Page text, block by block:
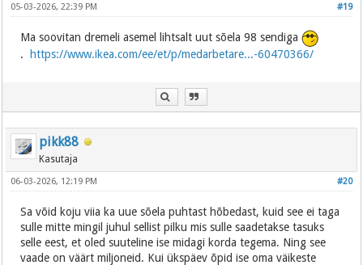
#19
05-03-2026, 22:39 PM
Ma soovitan dremeli asemel lihtsalt uut sõela 98 sendiga
.
https://www.ikea.com/ee/et/p/medarbetare...-60470366/
pikk88
Kasutaja
#20
06-03-2026, 12:19 PM
Sa võid koju viia ka uue sõela puhtast hõbedast, kuid see ei taga
sulle mitte mingil juhul sellist pilku mis sulle saadetakse tasuks
selle eest, et oled suuteline ise midagi korda tegema. Ning see
vaade on väärt miljoneid. Kui ükspäev õpid ise oma väikeste